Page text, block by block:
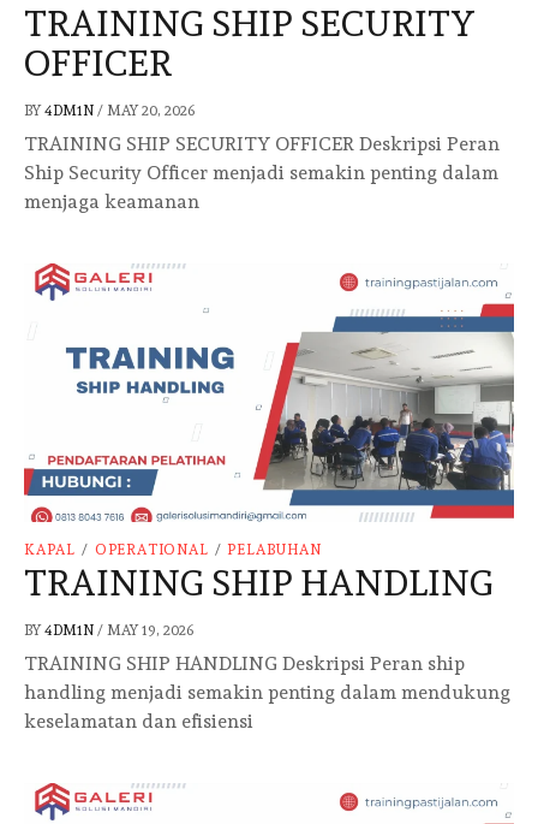
TRAINING SHIP SECURITY
OFFICER
BY 4DM1N / MAY 20, 2026
TRAINING SHIP SECURITY OFFICER Deskripsi Peran
Ship Security Officer menjadi semakin penting dalam
menjaga keamanan
KAPAL / OPERATIONAL / PELABUHAN
TRAINING SHIP HANDLING
BY 4DM1N / MAY 19, 2026
TRAINING SHIP HANDLING Deskripsi Peran ship
handling menjadi semakin penting dalam mendukung
keselamatan dan efisiensi